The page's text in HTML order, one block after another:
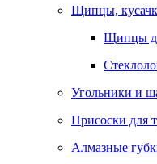
Щипцы,
Щипцы
Угольники и
Присоски для
Алмазные